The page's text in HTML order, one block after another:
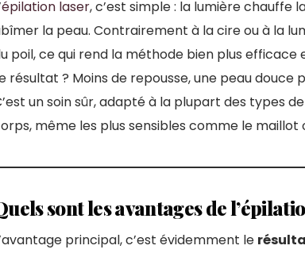
épilation laser, c’est simple : la lumière chauffe
la peau. Contrairement à la cire ou à la
poil, ce qui rend la méthode bien plus efficace
résultat ? Moins de repousse, une peau
un soin sûr, adapté à la plupart des types
même les plus sensibles comme le maillot
sont les avantages de
principal, c’est évidemment le